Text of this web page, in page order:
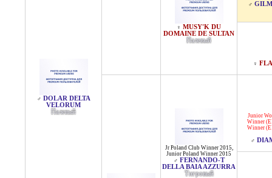
♂ DOLAR DELTA
VELORUM
Палевый
♀ MUSY'K DU
DOMAINE DE SULTAN
Палевый
♂
♀
Jr Poland Club Winner 2015,
Junior Poland Winner 2015
♂ FERNANDO-T
DELLA BAIA AZZURRA
Тигровый
Junior
Winner
Winner
♂